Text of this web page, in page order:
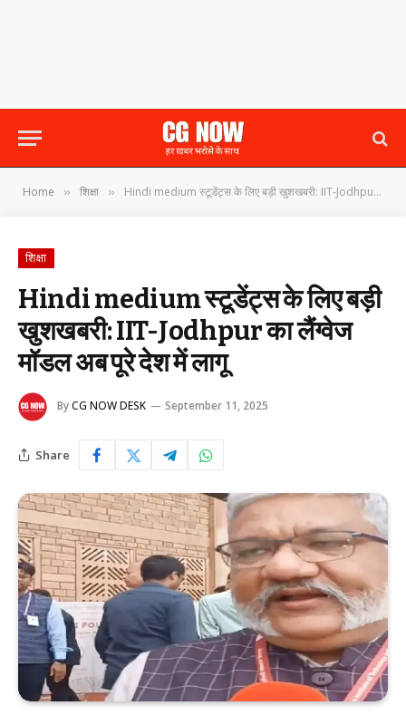
Home » शिक्षा » Hindi medium स्टूडेंट्स के लिए बड़ी खुशखबरी: IIT-Jodhpur का लैंग्वेज मॉडल अब पूरे देश में लागू
शिक्षा
Hindi medium स्टूडेंट्स के लिए बड़ी
खुशखबरी: IIT-Jodhpur का लैंग्वेज
मॉडल अब पूरे देश में लागू
ByCG NOW DESK September 11, 2025
Share